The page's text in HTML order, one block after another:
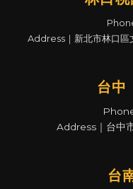
Address｜新北市林口區
台
Address｜台中
台